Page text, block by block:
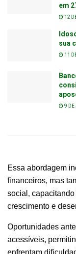
em
12
sua
11
9 DE
Essa abordagem
financeiros, mas
social,
crescimento e
Oportunidades
acessíveis,
enfrentam